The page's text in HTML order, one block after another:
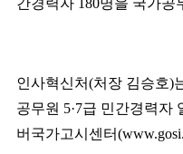
인사혁신처(처장 김승호)
공무원 5·7급 민간경력자
버국가고시센터